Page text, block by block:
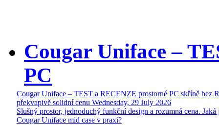
Cougar Uniface –
PC
Cougar Uniface – TEST a RECENZE prostorné PC skříně bez
překvapivě solidní cenu Wednesday, 29 July 2026
Slušný prostor, jednoduchý funkční design a rozumná cena. Jaká
Cougar Uniface mid case v praxi?